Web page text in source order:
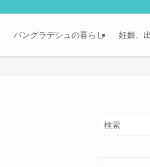
バングラデシュの暮らし 妊娠、